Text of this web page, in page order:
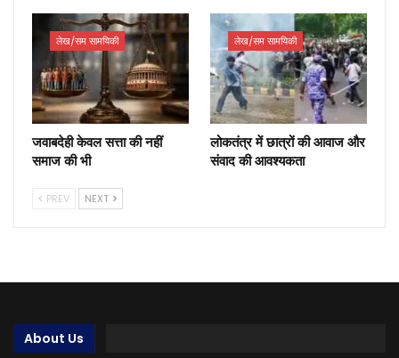
लेख/सम सामयिकी
जवाबदेही केवल सत्ता की नहीं
समाज की भी
लेख/सम सामयिकी
लोकतंत्र में छात्रों की आवाज और
संवाद की आवश्यकता
PREV NEXT
About Us